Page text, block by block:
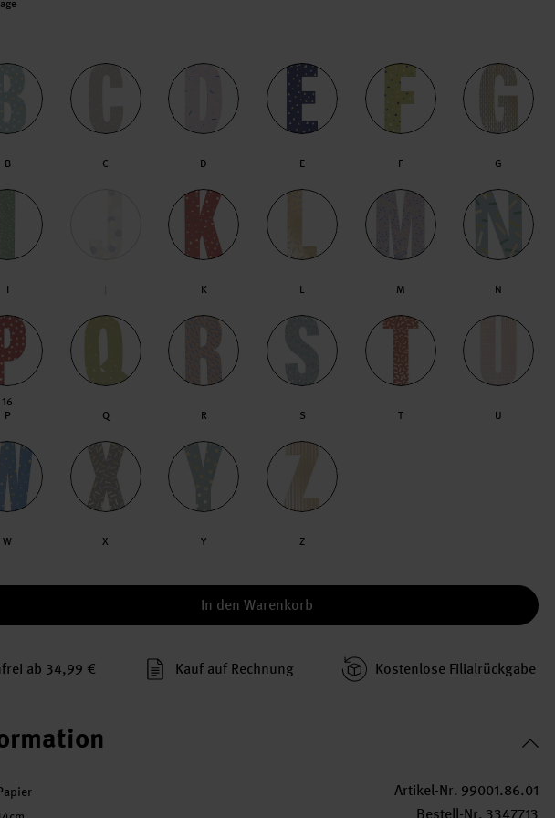
B C D E F G
I K L M N
16
P
Q R S T U
W X Y Z
In den Warenkorb
ab 34,99 € Kauf auf Rechnung Kosten­lose Filial­rückgabe
Artikel-Nr. 99001.86.01
Bestell-Nr. 3347713